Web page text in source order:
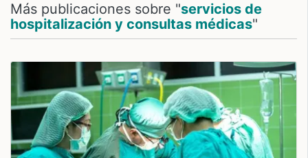
Más publicaciones sobre "servicios de
hospitalización y consultas médicas"